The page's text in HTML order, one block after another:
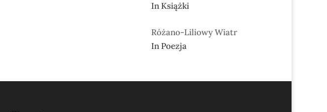
In Książki
Różano-Liliowy Wiatr
In Poezja